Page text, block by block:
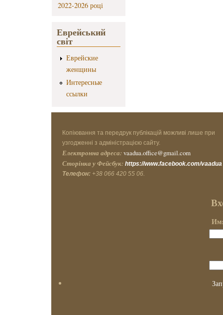
2022-2026 році
Еврейський
світ
Еврейские
женщины
Интересные
ссылки
Копіювання та передрук публікацій можливі лише при
узгодженні з адміністрацією сайту.
Електронна адреса: vaadua.office@gmail.com
Сторінка у Фейсбук: https://www.facebook.com/vaadua
Телефон: +38 066 420 55 06.